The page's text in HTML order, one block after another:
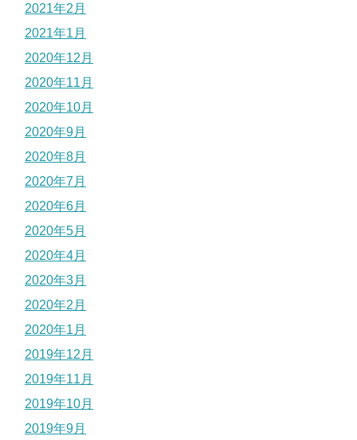
2021年2月
2021年1月
2020年12月
2020年11月
2020年10月
2020年9月
2020年8月
2020年7月
2020年6月
2020年5月
2020年4月
2020年3月
2020年2月
2020年1月
2019年12月
2019年11月
2019年10月
2019年9月